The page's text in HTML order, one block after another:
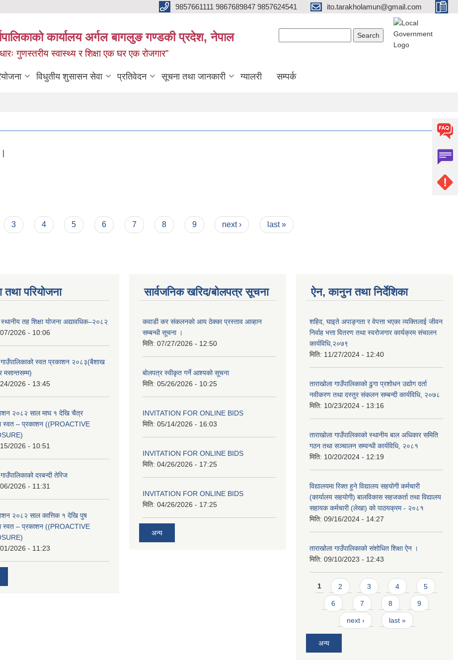
9857661111 9867689847 9857624541 ito.tarakholamun@gmail.com
कार्यालय अर्गल बागलुङ गण्डकी प्रदेश, नेपाल
गुणस्तरीय स्वास्थ्य र शिक्षा एक घर एक रोजगार”
विधुतीय शुसासन सेवा प्रतिवेदन सूचना तथा जानकारी ग्यालरी सम्पर्क
3 4 5 6 7 8 9 next › last »
तथा परियोजना
स्थानीय तह शिक्षा योजना अद्यावधिक–२०८२
2026 - 10:06
गाउँपालिकाको स्वत प्रकाशन २०८३(बैशाख
मसान्तसम्म)
2026 - 13:45
२०८२ साल माघ १ देखि चैत्र
स्वत – प्रकाशन ((PROACTIVE
2026 - 10:51
दरबन्दी तेरिज
2026 - 11:31
२०८२ साल कात्तिक १ देखि पुष
स्वत – प्रकाशन ((PROACTIVE
2026 - 11:23
सार्वजनिक खरिद/बोलपत्र सूचना
कवाडी कर संकलनको आय ठेक्का प्रस्ताव आव्हान
सम्बन्धी सूचना ।
मिति: 07/27/2026 - 12:50
बोलपत्र स्वीकृत गर्ने आश्यको सूचना
मिति: 05/26/2026 - 10:25
INVITATION FOR ONLINE BIDS
मिति: 05/14/2026 - 16:03
INVITATION FOR ONLINE BIDS
मिति: 04/26/2026 - 17:25
INVITATION FOR ONLINE BIDS
मिति: 04/26/2026 - 17:25
अन्य
ऐन, कानुन तथा निर्देशिका
शहिद, घाइते अपाङ्गता र वेपत्ता भएका व्यक्तिलाई जीवन
निर्वाह भत्ता वितरण तथा स्वरोजगार कार्यक्रम संचालन
कार्यविधि,२०७९
मिति: 11/27/2024 - 12:40
ताराखोला गाउँपालिकाको ढुगा प्रशोधन उद्योग दर्ता
नवीकरण तथा दस्तुर संकलन सम्बन्दी कार्यविधि, २०७८
मिति: 10/23/2024 - 13:16
ताराखोला गाउँपालिकाको स्थानीय बाल अधिकार समिति
गठन तथा सञ्चालन सम्वन्धी कार्यविधि, २०८१
मिति: 10/20/2024 - 12:19
विद्यालयमा रिक्त हुने विद्यालय सहयोगी कर्मचारी
(कार्यालय सहयोगी) बालविकास सहजकर्ता तथा विद्यालय
सहायक कर्मचारी (लेखा) को पाठयक्रम - २०८१
मिति: 09/16/2024 - 14:27
ताराखोला गाउँपालिकाको संशोधित शिक्षा ऐन ।
मिति: 09/10/2023 - 12:43
Pages
1 2 3 4 5
6 7 8 9
next › last »
अन्य